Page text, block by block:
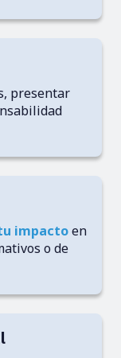
presentar
impactoen
o de